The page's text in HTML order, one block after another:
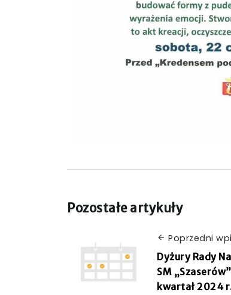
Pozostałe artykuły
Poprzedni
Dyżury Rady
SM
kwartał 2024